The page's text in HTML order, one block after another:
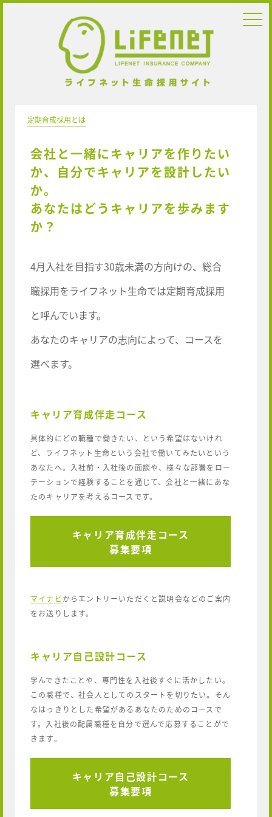
定期育成採用とは
会社と一緒にキャリアを作りたい
か、 自分でキャリアを設計したい
か。
あなたはどうキャリアを歩みます
か？
4月入社を目指す30歳未満の方向けの、総合
職採用をライフネット生命では定期育成採用
と呼んでいます。
あなたのキャリアの志向によって、コースを
選べます。
キャリア育成伴走コース
具体的にどの職種で働きたい、という希望はないけれ
ど、ライフネット生命という会社で働いてみたいという
あなたへ。入社前・入社後の面談や、様々な部署をロー
テーションで経験することを通じて、会社と一緒にあな
たのキャリアを考えるコースです。
キャリア育成伴走コース
募集要項
マイナビからエントリーいただくと説明会などのご案内
をお送りします。
キャリア自己設計コース
学んできたことや、専門性を入社後すぐに活かしたい。
この職種で、社会人としてのスタートを切りたい。そん
なはっきりとした希望があるあなたのためのコースで
す。入社後の配属職種を自分で選んで応募することがで
きます。
キャリア自己設計コース
募集要項